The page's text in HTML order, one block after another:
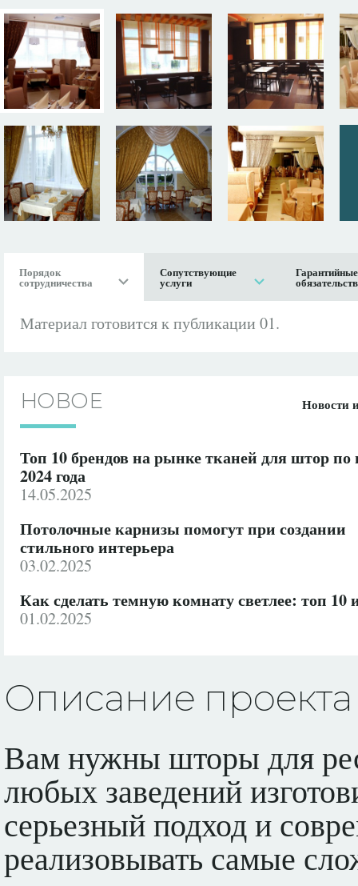
Порядок
сотрудничества
Сопутствующие
услуги
Гарантийные
Материал готовится к публикации 01.
НОВОЕ
Топ 10 брендов на рынке тканей для штор по
2024 года
14.05.2025
Потолочные карнизы помогут при создании
стильного интерьера
03.02.2025
Как сделать темную комнату светлее: топ 10
01.02.2025
Новости
Описание проекта
Вам нужны шторы для
любых заведений
серьезный подход и
реализовывать самые